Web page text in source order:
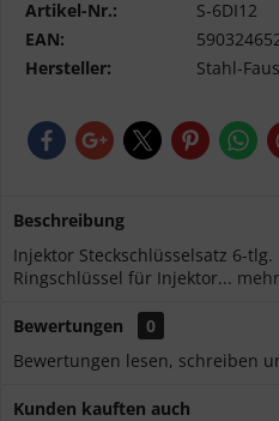
Artikel-Nr.:
S-6DI12
EAN:
Hersteller:
Stahl-
Beschreibung
Injektor Steckschlüsselsatz 6-
Ringschlüssel für Injektor... mehr
Bewertungen
0
Bewertungen lesen, schreiben
Kunden kauften auch